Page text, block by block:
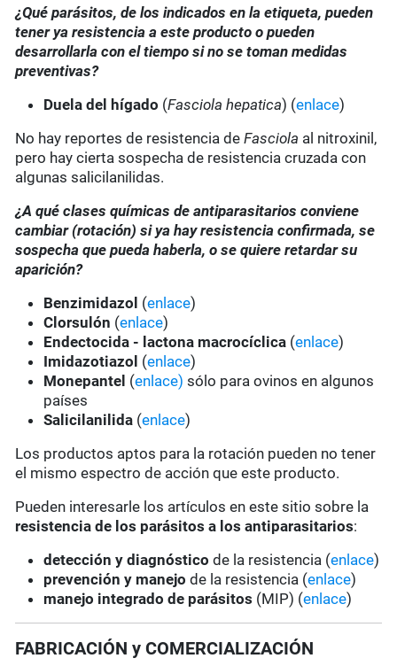
¿Qué parásitos, de los indicados en la etiqueta, pueden
tener ya resistencia a este producto o pueden
desarrollarla con el tiempo si no se toman medidas
preventivas?
Duela del hígado (Fasciola hepatica) (enlace)
No hay reportes de resistencia deFasciola al nitroxinil,
pero hay cierta sospecha de resistencia cruzada con
algunas salicilanilidas.
¿A qué clases químicas de antiparasitarios conviene
cambiar (rotación) si ya hay resistencia confirmada, se
sospecha que pueda haberla, o se quiere retardar su
aparición?
Benzimidazol (enlace)
Clorsulón (enlace)
Endectocida - lactona macrocíclica (enlace)
Imidazotiazol (enlace)
Monepantel (enlace) sólo para ovinos en algunos
países
Salicilanilida (enlace)
Los productos aptos para la rotación pueden no tener
el mismo espectro de acción que este producto.
Pueden interesarle los artículos en este sitio sobre la
resistencia de los parásitos a los antiparasitarios:
detección y diagnóstico de la resistencia (enlace)
prevención y manejo de la resistencia (enlace)
manejo integrado de parásitos (MIP) (enlace)
FABRICACIÓN y COMERCIALIZACIÓN